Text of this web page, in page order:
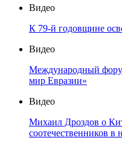
Видео
К 79-й годовщине
Видео
Международный
мир Евразии»
Видео
Михаил Дроздов о
соотечественников в